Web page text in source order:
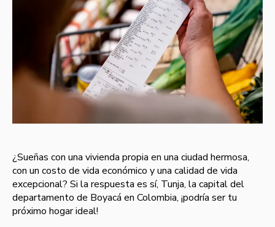
¿Sueñas con una vivienda propia en una ciudad hermosa,
con un costo de vida económico y una calidad de vida
excepcional? Si la respuesta es sí, Tunja, la capital del
departamento de Boyacá en Colombia, ¡podría ser tu
próximo hogar ideal!